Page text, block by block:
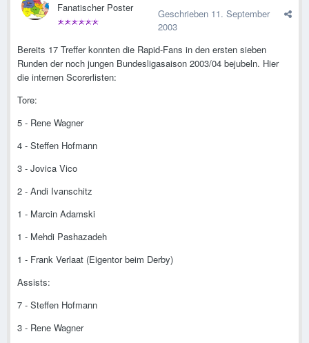
Fanatischer Poster Geschrieben 11. September
2003
Bereits 17 Treffer konnten die Rapid-Fans in den ersten sieben
Runden der noch jungen Bundesligasaison 2003/04 bejubeln. Hier
die internen Scorerlisten:
Tore:
5 - Rene Wagner
4 - Steffen Hofmann
3 - Jovica Vico
2 - Andi Ivanschitz
1 - Marcin Adamski
1 - Mehdi Pashazadeh
1 - Frank Verlaat (Eigentor beim Derby)
Assists:
7 - Steffen Hofmann
3 - Rene Wagner